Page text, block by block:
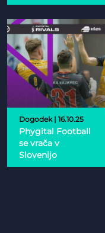
Dogodek | 16.10.25
Phygital Football
se vrača v
Slovenijo